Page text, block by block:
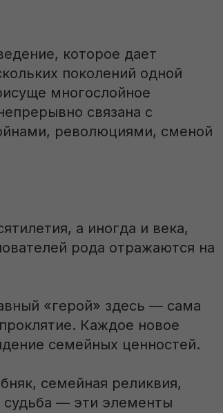
которое дает
поколений одной
многослойное
связана с
революциями, сменой
а иногда и века,
рода отражаются на
«герой» здесь — сама
Каждое новое
семейных ценностей.
семейная реликвия,
судьба — эти элементы